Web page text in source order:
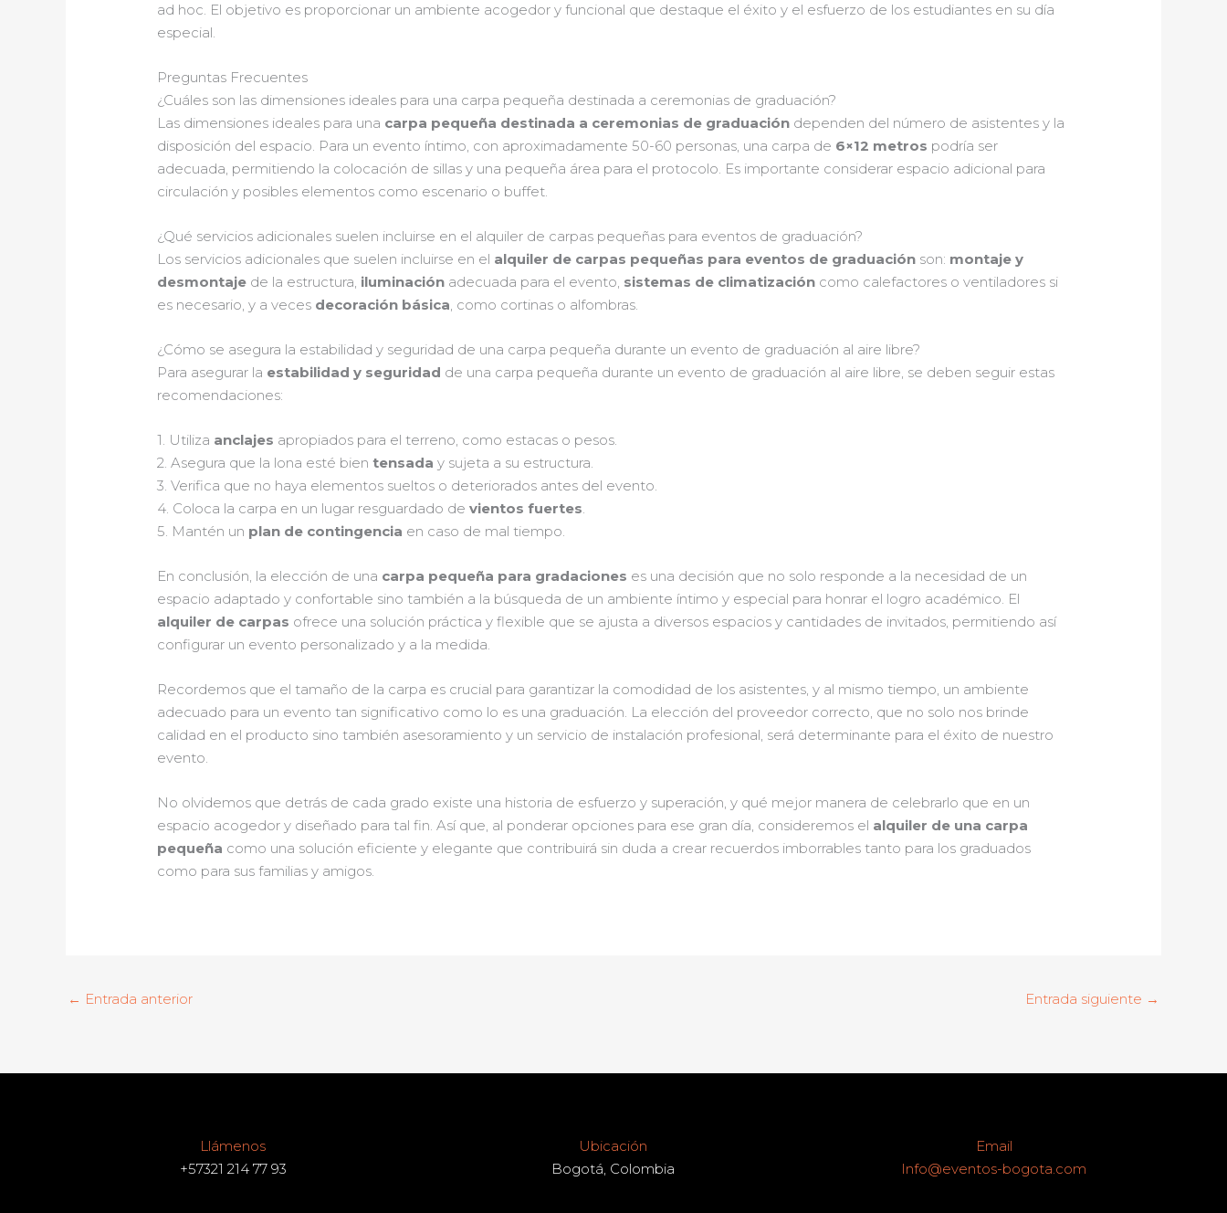
ad hoc. El objetivo es proporcionar un ambiente acogedor y funcional que destaque el éxito y el esfuerzo de los estudiantes en su día
especial.
Preguntas Frecuentes
¿Cuáles son las dimensiones ideales para una carpa pequeña destinada a ceremonias de graduación?
Las dimensiones ideales para una carpa pequeña destinada a ceremonias de graduación dependen del número de asistentes y la
disposición del espacio. Para un evento íntimo, con aproximadamente 50-60 personas, una carpa de 6×12 metros podría ser
adecuada, permitiendo la colocación de sillas y una pequeña área para el protocolo. Es importante considerar espacio adicional para
circulación y posibles elementos como escenario o buffet.
¿Qué servicios adicionales suelen incluirse en el alquiler de carpas pequeñas para eventos de graduación?
Los servicios adicionales que suelen incluirse en el alquiler de carpas pequeñas para eventos de graduación son: montaje y
desmontaje de la estructura, iluminación adecuada para el evento, sistemas de climatización como calefactores o ventiladores si
es necesario, y a veces decoración básica, como cortinas o alfombras.
¿Cómo se asegura la estabilidad y seguridad de una carpa pequeña durante un evento de graduación al aire libre?
Para asegurar la estabilidad y seguridad de una carpa pequeña durante un evento de graduación al aire libre, se deben seguir estas
recomendaciones:
1. Utiliza anclajes apropiados para el terreno, como estacas o pesos.
2. Asegura que la lona esté bientensada y sujeta a su estructura.
3. Verifica que no haya elementos sueltos o deteriorados antes del evento.
4. Coloca la carpa en un lugar resguardado devientos fuertes.
5. Mantén un plan de contingencia en caso de mal tiempo.
En conclusión, la elección de una carpa pequeña para gradaciones es una decisión que no solo responde a la necesidad de un
espacio adaptado y confortable sino también a la búsqueda de un ambiente íntimo y especial para honrar el logro académico. El
alquiler de carpas ofrece una solución práctica y flexible que se ajusta a diversos espacios y cantidades de invitados, permitiendo así
configurar un evento personalizado y a la medida.
Recordemos que el tamaño de la carpa es crucial para garantizar la comodidad de los asistentes, y al mismo tiempo, un ambiente
adecuado para un evento tan significativo como lo es una graduación. La elección del proveedor correcto, que no solo nos brinde
calidad en el producto sino también asesoramiento y un servicio de instalación profesional, será determinante para el éxito de nuestro
evento.
No olvidemos que detrás de cada grado existe una historia de esfuerzo y superación, y qué mejor manera de celebrarlo que en un
espacio acogedor y diseñado para tal fin. Así que, al ponderar opciones para ese gran día, consideremos el alquiler de una carpa
pequeña como una solución eficiente y elegante que contribuirá sin duda a crear recuerdos imborrables tanto para los graduados
como para sus familias y amigos.
← Entrada anterior Entrada siguiente →
Llámenos
+57321 214 77 93
Ubicación
Bogotá, Colombia
Email
Info@eventos-bogota.com